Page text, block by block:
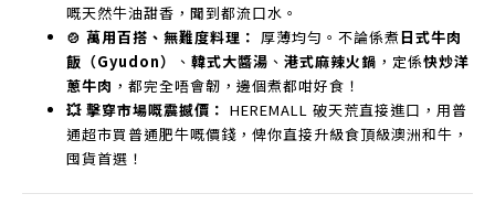
嘅天然牛油甜香，聞到都流口水。
🍲 萬用百搭、無難度料理： 厚薄均勻。不論係煮日式牛肉
飯（Gyudon）
、 韓式大醬湯 、 港式麻辣火鍋 ，定係快炒洋
蔥牛肉 ，都完全唔會韌，邊個煮都咁好食！
💥 擊穿市場嘅震撼價： HEREMALL 破天荒直接進口，用普
通超市買普通肥牛嘅價錢，俾你直接升級食頂級澳洲和牛，
囤貨首選！